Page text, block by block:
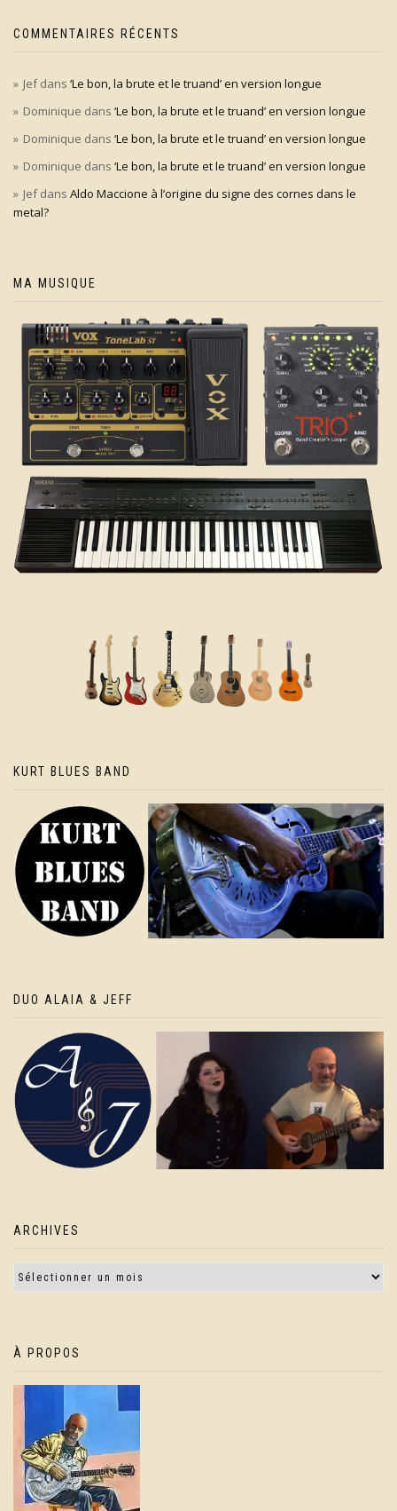
COMMENTAIRES RÉCENTS
Jefdans ‘Le bon, la brute et le truand’ en version longue
Dominique dans ‘Le bon, la brute et le truand’ en version longue
Dominique dans ‘Le bon, la brute et le truand’ en version longue
Dominique dans ‘Le bon, la brute et le truand’ en version longue
Jefdans Aldo Maccione à l’origine du signe des cornes dans le
metal?
MA MUSIQUE
KURT BLUES BAND
DUO ALAIA & JEFF
ARCHIVES
À PROPOS